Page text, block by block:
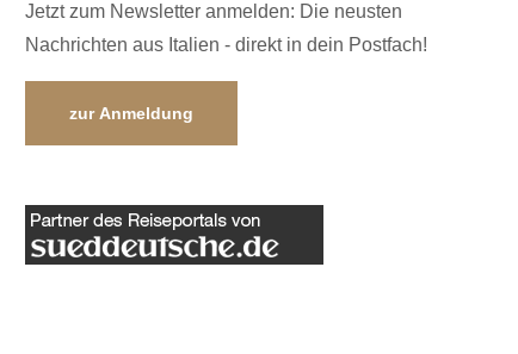
Jetzt zum Newsletter anmelden: Die neusten
Nachrichten aus Italien - direkt in dein Postfach!
zur Anmeldung